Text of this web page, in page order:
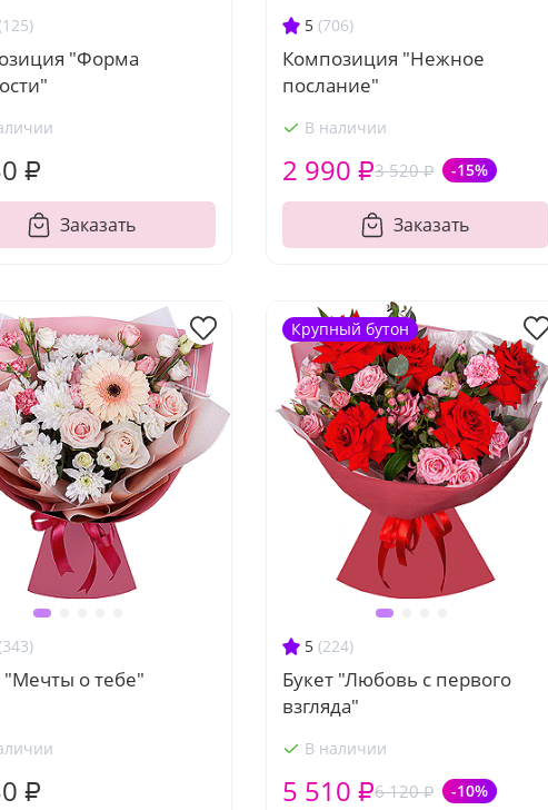
"Форма
₽
Заказать
5 (706)
Композиция "Нежное
послание"
В наличии
3 520 ₽ -15%
2 990 ₽
Заказать
"Мечты о тебе"
₽
5 (224)
Букет "Любовь с первого
взгляда"
В наличии
6 120 ₽ -10%
5 510 ₽
Крупный бутон